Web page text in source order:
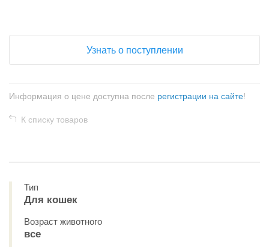
Узнать о поступлении
Информация о цене доступна после регистрации на сайте!
К списку товаров
Тип
Для кошек
Возраст животного
все